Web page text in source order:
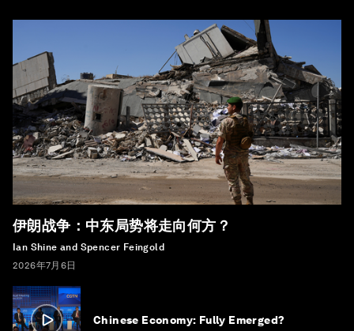
伊朗战争：中东局势将走向何方？
Ian Shine and Spencer Feingold
2026年7月6日
Chinese Economy: Fully Emerged?